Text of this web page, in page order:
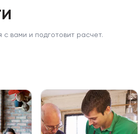
с вами и подготовит расчет.